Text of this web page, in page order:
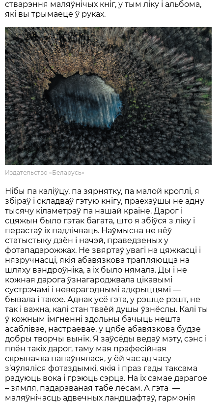
стварэння маляўнічых кніг, у тым ліку і альбома,
які вы трымаеце ў руках.
Издательство «Беларусь»
Нібы па каліўцу, па зярнятку, па малой кроплі, я
збіраў і складваў гэтую кнігу, праехаўшы не адну
тысячу кіламетраў па нашай краіне. Дарог і
сцяжын было гэтак багата, што я збіўся з ліку і
перастаў іх падлічваць. Наўмысна не вёў
статыстыку дзён і начэй, праведзеных у
фотападарожжах. Не звяртаў увагі на цяжкасці і
нязручнасці, якія абавязкова трапляюцца на
шляху вандроўніка, а іх было нямала. Ды і не
кожная дарога ўзнагароджвала цікавымі
сустрэчамі і неверагоднымі адкрыццямі —
бывала і такое. Аднак усё гэта, у рэшце рэшт, не
так і важна, калі стан тваёй душы ўзнёслы. Калі ты
ў кожным імгненні здольны бачыць нешта
асаблівае, настраёвае, у цябе абавязкова будзе
добры творчы вынік. Я заўсёды ведаў мэту, сэнс і
плён такіх дарог, таму мая прафесійная
скрыначка папаўнялася, у ёй час ад часу
з’яўляліся фотаздымкі, якія і праз гады таксама
радуюць вока і грэюць сэрца. На іх самае дарагое
– зямля, падараваная табе лёсам. А гэта —
маляўнічасць адвечных ландшафтаў, гармонія